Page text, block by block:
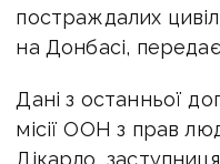
постраждалих
на Донбасі, передає
Дані з останньої
місії ООН з прав
Дікарло,